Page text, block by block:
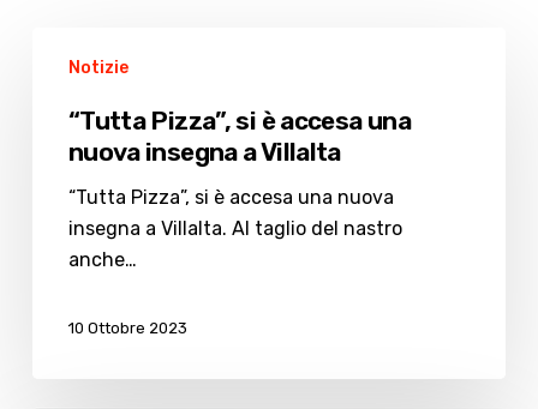
Pizza”,
accesa
nuova
insegna
Villalta
Notizie
“Tutta Pizza”, si è accesa una
nuova insegna a Villalta
“Tutta Pizza”, si è accesa una nuova
insegna a Villalta. Al taglio del nastro
anche…
10 Ottobre 2023